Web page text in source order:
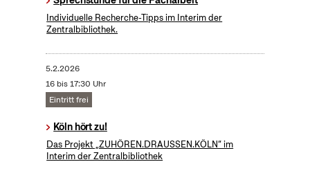
Individuelle Recherche-Tipps im Interim der
Zentralbibliothek.
5.2.2026
16 bis 17:30 Uhr
Eintritt frei
Köln hört zu!
Das Projekt „ZUHÖREN.DRAUSSEN.KÖLN“ im
Interim der Zentralbibliothek